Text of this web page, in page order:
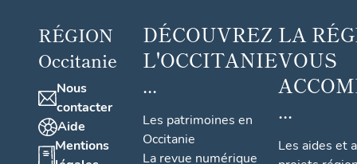
RÉGION
Occitanie
Nous
contacter
Aide
Mentions
DÉCOUVREZ
L'OCCITANIE
...
Les patrimoines en
Occitanie
La revue numérique
LA
VOUS
...
Les aides et